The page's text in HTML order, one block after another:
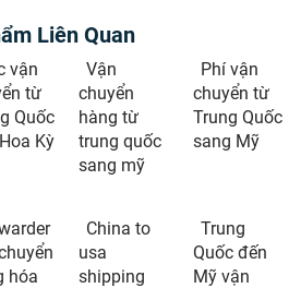
Liên Quan
vận
từ
Quốc
Kỳ
Vận
chuyển
hàng từ
trung quốc
sang mỹ
Phí vận
chuyển từ
Trung Quốc
sang Mỹ
hóa
China to
usa
shipping
Trung
Quốc đến
Mỹ vận